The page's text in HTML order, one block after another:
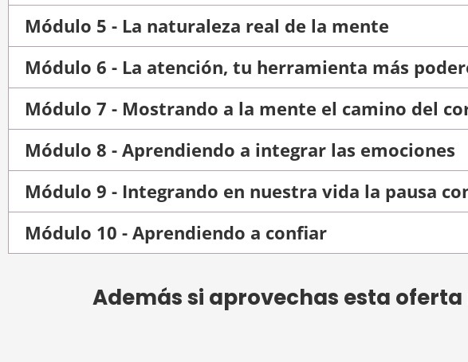
Módulo 5 - La naturaleza real de la mente
Módulo 6 - La atención, tu herramienta más
Módulo 7 - Mostrando a la mente el camino del
Módulo 8 - Aprendiendo a integrar las emociones
Módulo 9 - Integrando en nuestra vida la pausa
Módulo 10 - Aprendiendo a confiar
Además si aprovechas esta